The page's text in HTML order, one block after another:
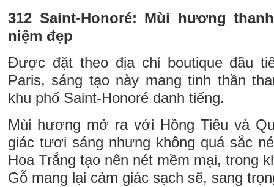
312 Saint-Honoré: Mùi hương
niệm đẹp
Được đặt theo địa chỉ boutique đầu
Paris, sáng tạo này mang tinh thần
khu phố Saint-Honoré danh tiếng.
Mùi hương mở ra với Hồng Tiêu và
giác tươi sáng nhưng không quá sắc
Hoa Trắng tạo nên nét mềm mại, trong
Gỗ mang lại cảm giác sạch sẽ, sang